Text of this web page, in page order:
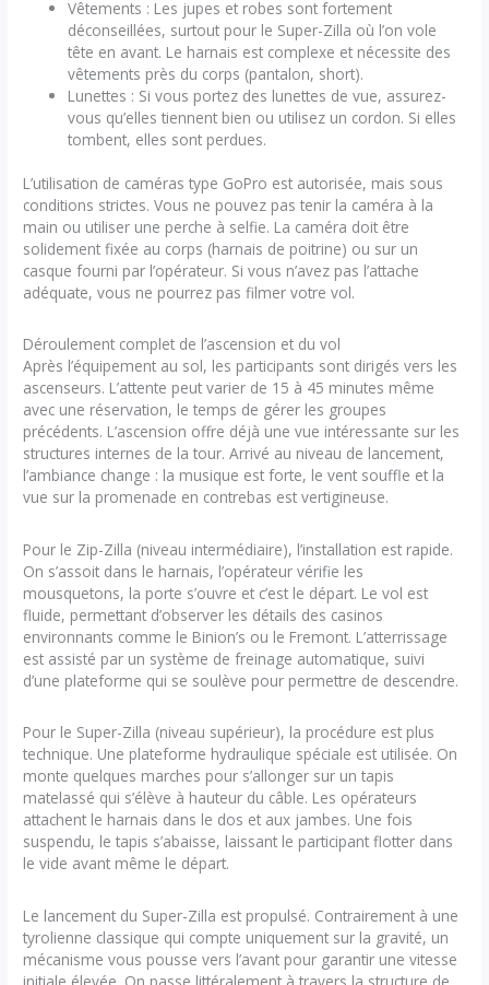
Vêtements : Les jupes et robes sont fortement
déconseillées, surtout pour le Super-Zilla où l’on vole
tête en avant. Le harnais est complexe et nécessite des
vêtements près du corps (pantalon, short).
Lunettes : Si vous portez des lunettes de vue, assurez-
vous qu’elles tiennent bien ou utilisez un cordon. Si elles
tombent, elles sont perdues.
L’utilisation de caméras type GoPro est autorisée, mais sous
conditions strictes. Vous ne pouvez pas tenir la caméra à la
main ou utiliser une perche à selfie. La caméra doit être
solidement fixée au corps (harnais de poitrine) ou sur un
casque fourni par l’opérateur. Si vous n’avez pas l’attache
adéquate, vous ne pourrez pas filmer votre vol.
Déroulement complet de l’ascension et du vol
Après l’équipement au sol, les participants sont dirigés vers les
ascenseurs. L’attente peut varier de 15 à 45 minutes même
avec une réservation, le temps de gérer les groupes
précédents. L’ascension offre déjà une vue intéressante sur les
structures internes de la tour. Arrivé au niveau de lancement,
l’ambiance change : la musique est forte, le vent souffle et la
vue sur la promenade en contrebas est vertigineuse.
Pour le Zip-Zilla (niveau intermédiaire), l’installation est rapide.
On s’assoit dans le harnais, l’opérateur vérifie les
mousquetons, la porte s’ouvre et c’est le départ. Le vol est
fluide, permettant d’observer les détails des casinos
environnants comme le Binion’s ou le Fremont. L’atterrissage
est assisté par un système de freinage automatique, suivi
d’une plateforme qui se soulève pour permettre de descendre.
Pour le Super-Zilla (niveau supérieur), la procédure est plus
technique. Une plateforme hydraulique spéciale est utilisée. On
monte quelques marches pour s’allonger sur un tapis
matelassé qui s’élève à hauteur du câble. Les opérateurs
attachent le harnais dans le dos et aux jambes. Une fois
suspendu, le tapis s’abaisse, laissant le participant flotter dans
le vide avant même le départ.
Le lancement du Super-Zilla est propulsé. Contrairement à une
tyrolienne classique qui compte uniquement sur la gravité, un
mécanisme vous pousse vers l’avant pour garantir une vitesse
initiale élevée. On passe littéralement à travers la structure de